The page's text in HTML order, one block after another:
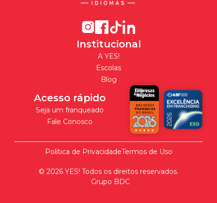
Institucional
A YES!
Escolas
Blog
Acesso rápido
Seja um franqueado
Fale Conosco
Política de PrivacidadeTermos de Uso
© 2026 YES! Todos os direitos reservados.
Grupo BDC